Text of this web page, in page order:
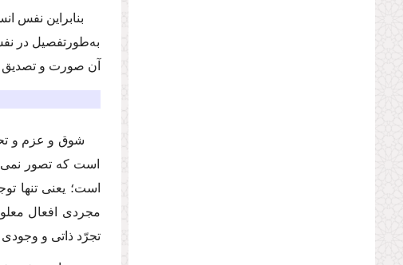
بنابراین نفس
به‌طورتفصیل در
آن صورت و تصدیق
شوق و عزم و
است‌ كه تصور
است؛ یعنی تنها
مجردی افعال
تجرّد ذاتی و